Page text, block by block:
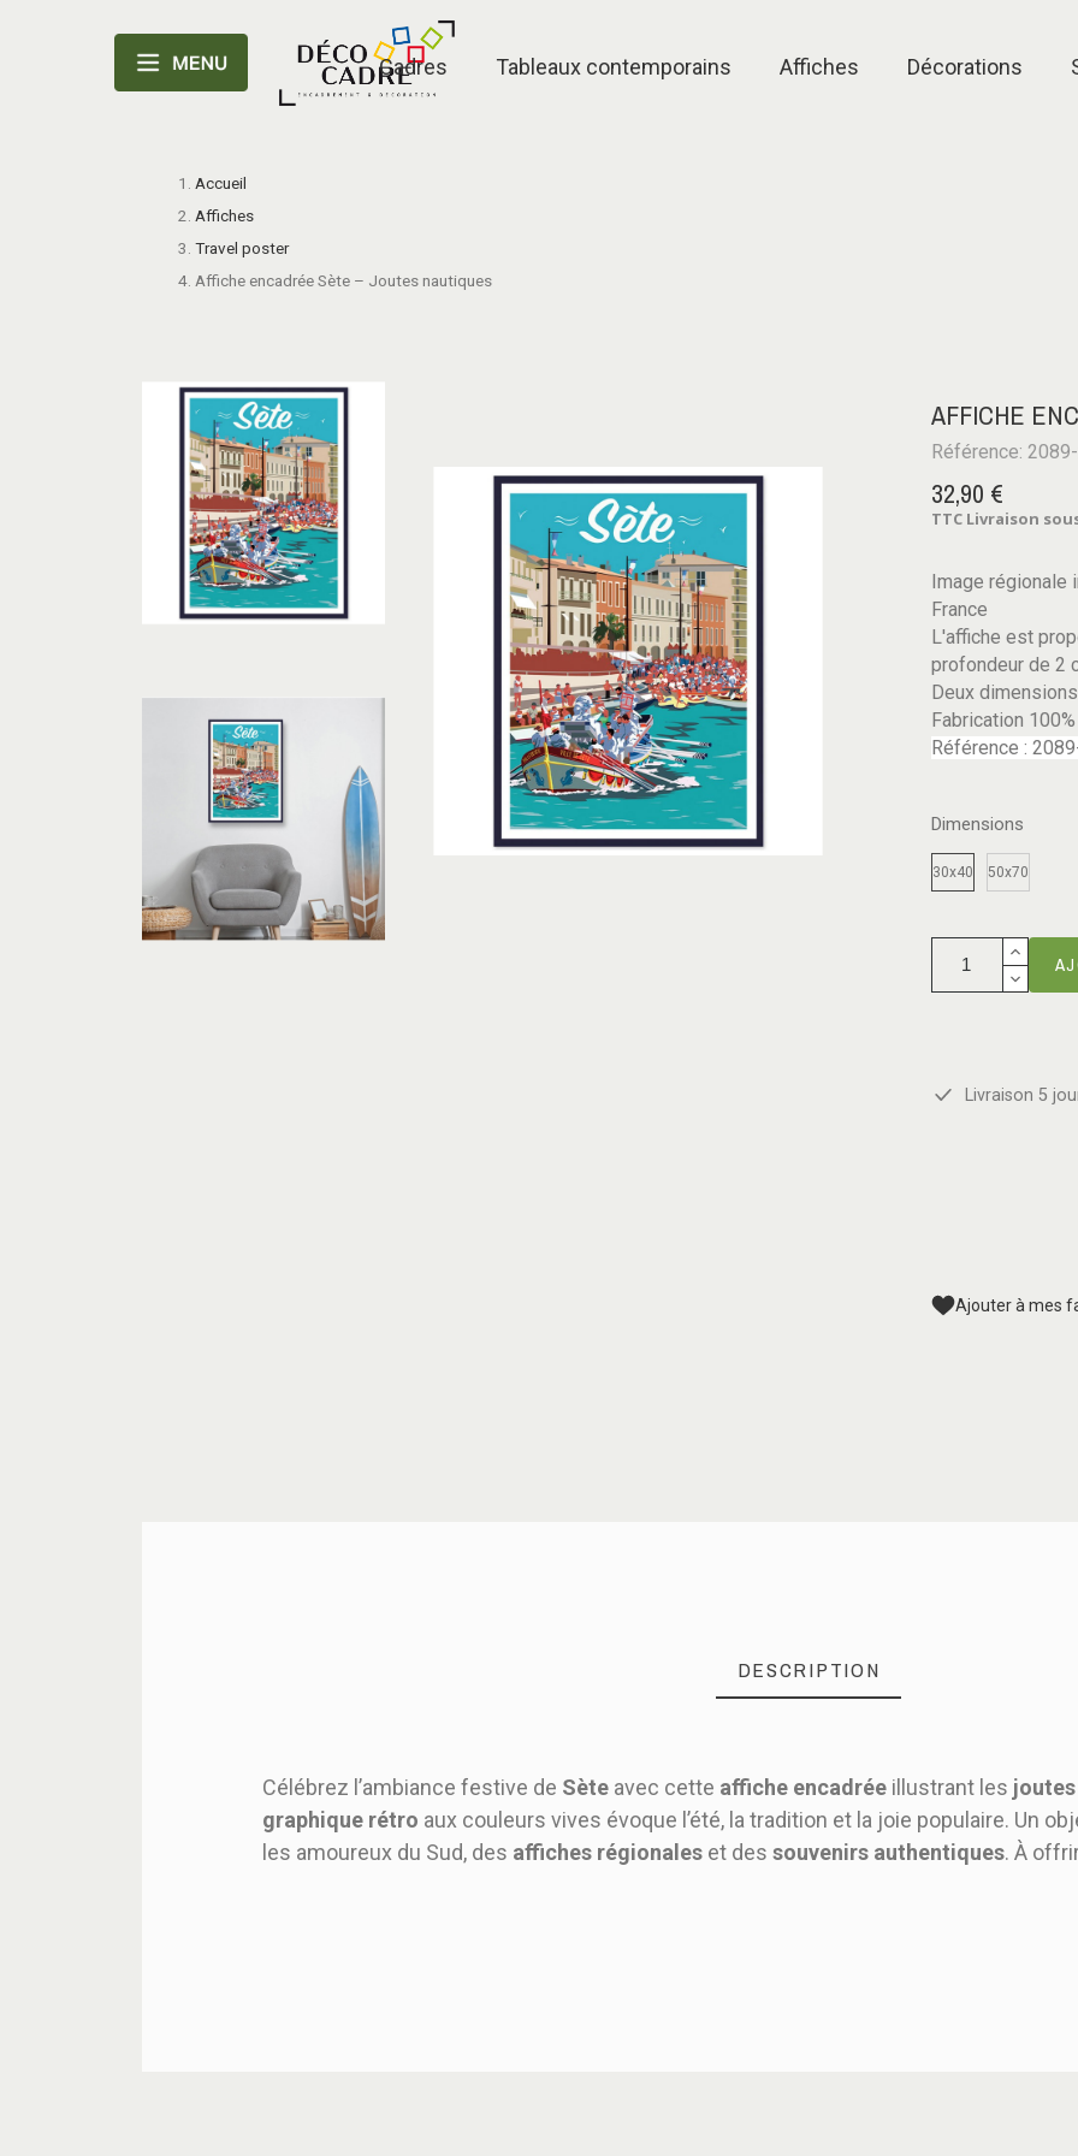
Cadres Tableaux contemporains Affiches Décorations
Accueil
Affiches
Travel poster
Affiche encadrée Sète – Joutes nautiques
AFFICHE
Référence:
32,90 €
TTC Livraison
Image régionale
France
L'affiche est
profondeur de 2
Deux
Fabrication
Référence :
Dimensions
30x40 50x70
Livraison 5
Ajouter à mes
DESCRIPTION
Célébrez l’ambiance festive de Sète avec cette affiche encadrée illustrant les
graphique rétro aux couleurs vives évoque l’été, la tradition et la joie populaire. Un
les amoureux du Sud, des affiches régionales et des souvenirs authentiques. À